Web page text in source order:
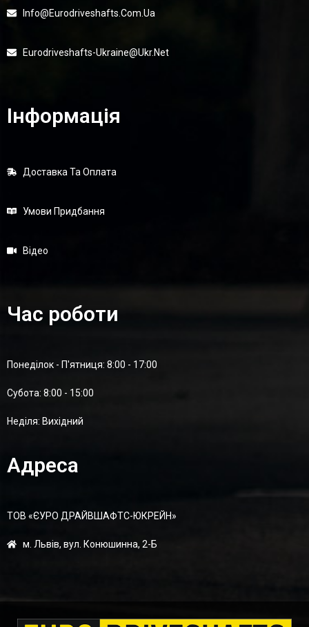
Info@eurodriveshafts.com.ua
Eurodriveshafts-Ukraine@ukr.net
Інформація
Доставка Та Оплата
Умови Придбання
Відео
Час роботи
Понеділок - П'ятниця: 8:00 - 17:00
Суботa: 8:00 - 15:00
Неділя: Вихідний
Адреса
ТОВ «ЄУРО ДРАЙВШАФТC-ЮКРЕЙН»
м. Львів, вул. Конюшинна, 2-Б